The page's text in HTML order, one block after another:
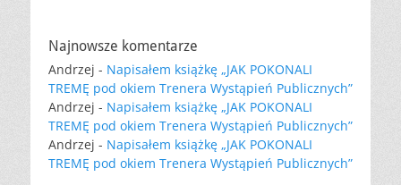
Najnowsze komentarze
Andrzej - Napisałem książkę „JAK POKONALI
TREMĘ pod okiem Trenera Wystąpień Publicznych”
Andrzej - Napisałem książkę „JAK POKONALI
TREMĘ pod okiem Trenera Wystąpień Publicznych”
Andrzej - Napisałem książkę „JAK POKONALI
TREMĘ pod okiem Trenera Wystąpień Publicznych”